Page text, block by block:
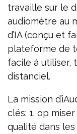
travaille sur le
audiomètre au
d’IA (conçu et
plateforme de
facile à utiliser,
distanciel.
La mission
clés: 1. op
qualité dans